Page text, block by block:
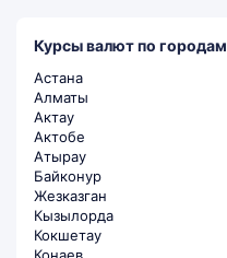
Курсы валют по городам
Астана
Алматы
Актау
Актобе
Атырау
Байконур
Жезказган
Кызылорда
Кокшетау
Конаев